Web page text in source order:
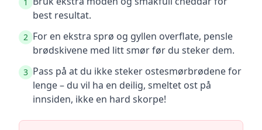
best resultat.
2 For en ekstra sprø og gyllen overflate, pensle
brødskivene med litt smør før du steker dem.
3 Pass på at du ikke steker ostesmørbrødene for
lenge – du vil ha en deilig, smeltet ost på
innsiden, ikke en hard skorpe!